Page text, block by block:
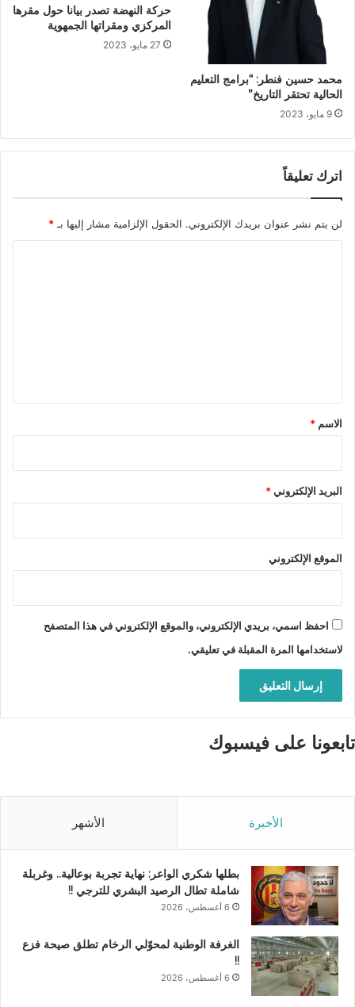
محمد حسين فنطر: “برامج التعليم
الحالية تحتقر التاريخ”
9 مايو، 2023
حركة النهضة تصدر بيانا حول مقرها
المركزي ومقراتها الجمهوية
27 مايو، 2023
اترك تعليقاً
لن يتم نشر عنوان بريدك الإلكتروني. الحقول الإلزامية مشار إليها بـ *
*
الاسم *
البريد الإلكتروني*
الموقع الإلكتروني
احفظ اسمي، بريدي الإلكتروني، والموقع الإلكتروني في هذا المتصفح
لاستخدامها المرة المقبلة في تعليقي.
تابعونا على فيسبوك
الأخيرة الأشهر
بطلها شكري الواعر: نهاية تجربة بوعالية.. وغربلة
شاملة تطال الرصيد البشري للترجي !!
6 أغسطس، 2026
الغرفة الوطنية لمحوّلي الرخام تطلق صيحة فزع
!!
6 أغسطس، 2026